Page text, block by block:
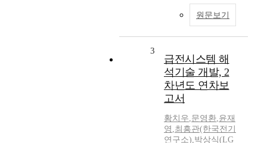
원문보기
3
급전시스템 해
석기술 개발, 2
차년도 연차보
고서
황치우,문영환,윤재
영 ,최흥관(한국전기
연구소),박상식(LG